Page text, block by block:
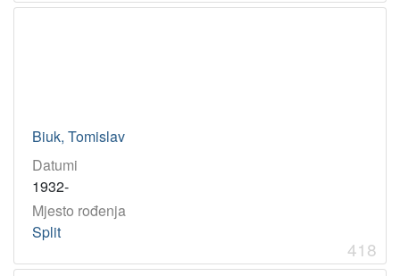
Biuk, Tomislav
Datumi
1932-
Mjesto rođenja
Split
418